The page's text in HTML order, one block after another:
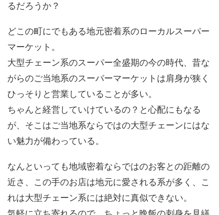
るだろうか？
どこの町にでもある地元密着系のローカルスーパー
マーケット。
大型チェーン系のスーパー全盛期の今の時代、昔な
がらのご当地系のスーパーマーケットは肩身が狭く
ひっそりと営業していることが多い。
ちゃんと経営していけているの？と心配にもなる
が、そこはご当地系ならではの大型チェーンにはな
い魅力が備わっている。
なんといっても地域密着ならではのお客との距離の
近さ、この手のお店は地元に愛される系が多く、こ
れは大型チェーン系には絶対に真似できない。